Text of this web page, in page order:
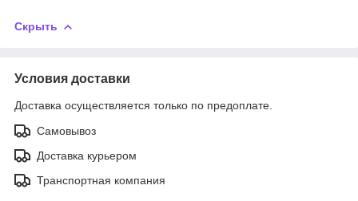
Скрыть
Условия доставки
Доставка осуществляется только по предоплате.
Самовывоз
Доставка курьером
Транспортная компания